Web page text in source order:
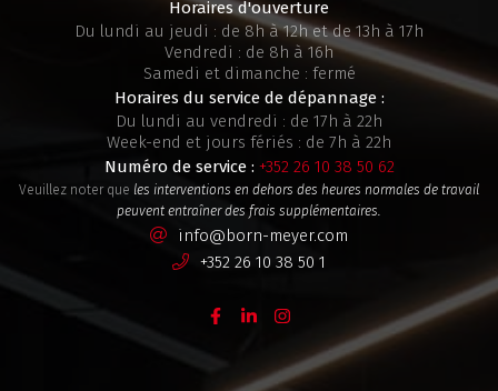
Horaires d'ouverture
Du lundi au jeudi : de 8h à 12h et de 13h à 17h
Vendredi : de 8h à 16h
Samedi et dimanche : fermé
Horaires du service de dépannage :
Du lundi au vendredi : de 17h à 22h
Week-end et jours fériés : de 7h à 22h
Numéro de service : +352 26 10 38 50 62
Veuillez noter que les interventions en dehors des heures normales de travail
peuvent entraîner des frais supplémentaires.
info@born-meyer.com
+352 26 10 38 50 1